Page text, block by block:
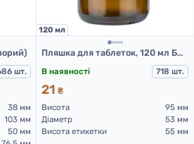
шт.
38 мм
103 мм
50 мм
120 мл
Пляшка для таблеток, 120 мл БТ-120К
В наявності 718 шт.
21 ₴
Висота
95 мм
Діаметр
53 мм
Висота етикетки
55 мм